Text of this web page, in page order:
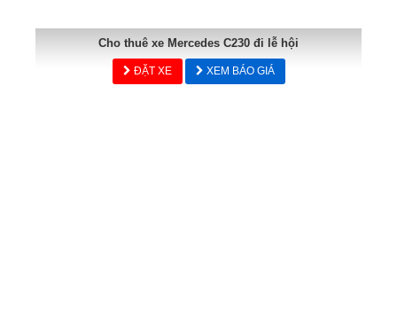
Cho thuê xe Mercedes C230 đi lễ hội
ĐẶT XE XEM BÁO GIÁ